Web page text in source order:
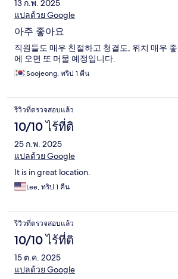
13 ก.พ. 2025
แปลด้วย Google
아주 좋아요
직원들도 매우 친절하고 청결도, 위치 매우
에 오면 또 머물 예정입니다.
Soojeong, ทริป 1 คืน
รีวิวที่ตรวจสอบแล้ว
10/10 ไร้ที่ติ
25 ก.พ. 2025
แปลด้วย Google
It is in great location.
Lee, ทริป 1 คืน
รีวิวที่ตรวจสอบแล้ว
10/10 ไร้ที่ติ
15 ต.ค. 2025
แปลด้วย Google